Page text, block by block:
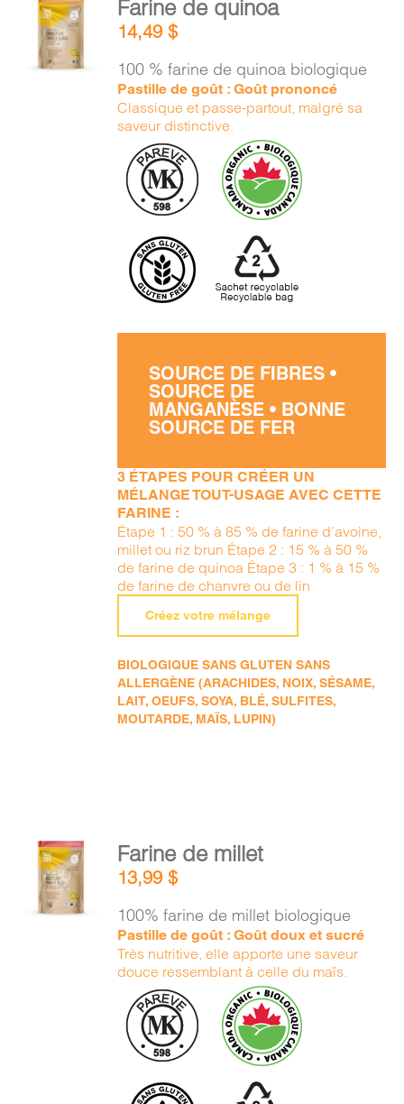
PANIER
EN
AU
PANIER
DÉTAILS
Farine de quinoa
14,49$
100 % farine de quinoa biologique
Pastille de goût : Goût prononcé
Classique et passe-partout, malgré sa
saveur distinctive.
SOURCE DE FIBRES •
SOURCE DE
MANGANÈSE • BONNE
SOURCE DE FER
3 ÉTAPES POUR CRÉER UN
MÉLANGE TOUT-USAGE AVEC CETTE
FARINE :
Étape 1 : 50 % à 85 % de farine d’avoine,
millet ou riz brun Étape 2 : 15 % à 50 %
de farine de quinoa Étape 3 : 1 % à 15 %
de farine de chanvre ou de lin
Créez votre mélange
BIOLOGIQUE SANS GLUTEN SANS
ALLERGÈNE (ARACHIDES, NOIX, SÉSAME,
LAIT, OEUFS, SOYA, BLÉ, SULFITES,
MOUTARDE, MAÏS, LUPIN)
AJOUTER
AU
PANIER
Farine de millet
13,99$
100% farine de millet biologique
Pastille de goût : Goût doux et sucré
Très nutritive, elle apporte une saveur
douce ressemblant à celle du maïs.